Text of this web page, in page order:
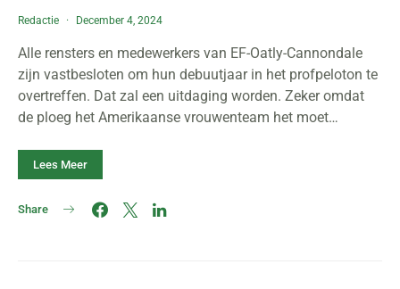
Redactie December 4, 2024
Alle rensters en medewerkers van EF-Oatly-Cannondale
zijn vastbesloten om hun debuutjaar in het profpeloton te
overtreffen. Dat zal een uitdaging worden. Zeker omdat
de ploeg het Amerikaanse vrouwenteam het moet…
Lees Meer
Share